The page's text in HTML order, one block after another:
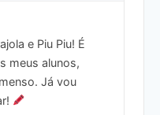
e Piu Piu! É
meus alunos,
Já vou